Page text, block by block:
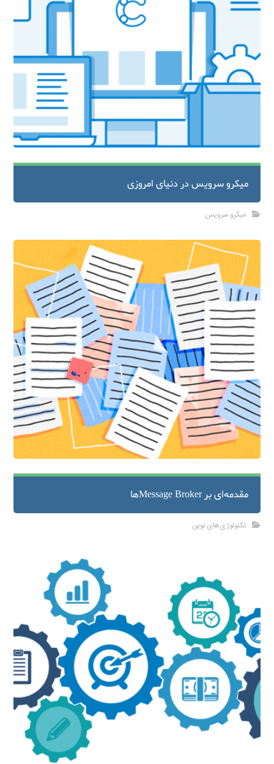
میکرو سرویس‌ در دنیای امروزی
میکرو سرویس
مقدمه‌ای بر Message Brokerها
تکنولوژی‌های نوین